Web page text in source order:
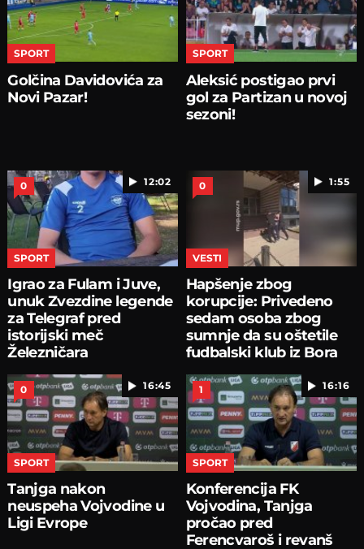
SPORT
Golčina Davidovića za
Novi Pazar!
SPORT
Aleksić postigao prvi
gol za Partizan u novoj
sezoni!
12:02
0
SPORT
Igrao za Fulam i Juve,
unuk Zvezdine legende
za Telegraf pred
istorijski meč
Železničara
1:55
0
VESTI
Hapšenje zbog
korupcije: Privedeno
sedam osoba zbog
sumnje da su oštetile
fudbalski klub iz Bora
16:45
0
SPORT
Tanjga nakon
neuspeha Vojvodine u
Ligi Evrope
16:16
1
SPORT
Konferencija FK
Vojvodina, Tanjga
pročao pred
Ferencvaroš i revanš